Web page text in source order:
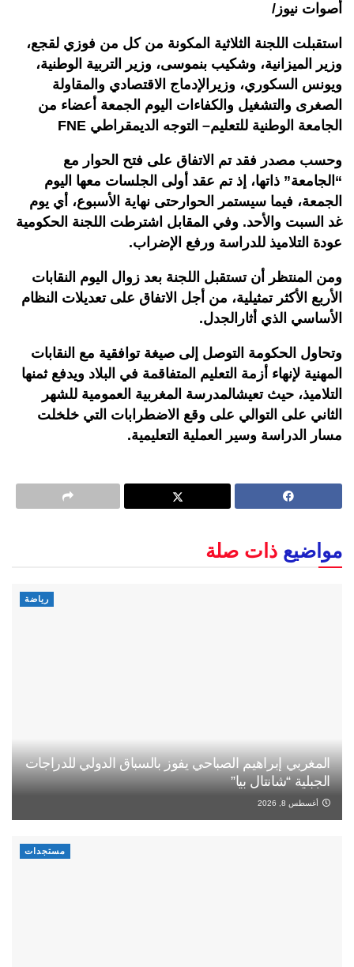
أصوات نيوز/
استقبلت اللجنة الثلاثية المكونة من كل من فوزي لقجع،
وزير
الميزانية، وشكيب بنموسى، وزير التربية الوطنية،
ويونس السكوري، وزير الإدماج الاقتصادي والمقاولة
الصغرى والتشغيل والكفاءات اليوم الجمعة أعضاء من
الجامعة الوطنية للتعليم– التوجه الديمقراطي
وحسب مصدر فقد تم الاتفاق على فتح الحوار مع
“ الجامعة” ذاتها، إذ تم عقد أولى الجلسات معها اليوم
الجمعة، فيما سيستمر الحوار حتى نهاية الأسبوع، أي يوم
غد السبت والأحد. وفي المقابل اشترطت اللجنة الحكومية
عودة التلاميذ للدراسة ورفع الإضراب.
ومن المنتظر أن تستقبل اللجنة بعد زوال اليوم النقابات
الأربع الأكثر تمثيلية، من أجل الاتفاق على تعديلات النظام
الأساسي الذي أثار الجدل.
وتحاول الحكومة التوصل إلى صيغة توافقية مع النقابات
المهنية لإنهاء أزمة التعليم المتفاقمة في البلاد ويدفع ثمنها
التلاميذ، حيث تعيشالمدرسة المغربية العمومية للشهر
الثاني على التوالي على وقع الاضطرابات التي خلخلت
مسار
الدراسة وسير العملية التعليمية.
مواضيع ذات صلة
رياضة
المغربي إبراهيم الصباحي يفوز بالسباق الدولي للدراجات
الجبلية “شانتال بيا”
أغسطس 8, 2026
مستجدات